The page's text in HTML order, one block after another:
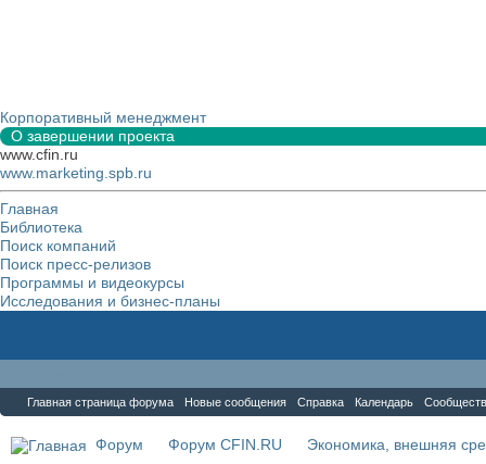
Корпоративный менеджмент
О завершении проекта
www.cfin.ru
www.marketing.spb.ru
Главная
Библиотека
Поиск компаний
Поиск пресс-релизов
Программы и видеокурсы
Исследования и бизнес-планы
Главная страница форума Новые сообщения Справка Календарь
Форум Форум CFIN.RU Экономика, внешняя